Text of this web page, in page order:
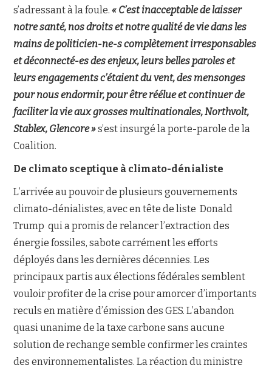
s’adressant à la foule.« C’est inacceptable de laisser
notre santé, nos droits et notre qualité de vie dans les
mains de politicien-ne-s complètement irresponsables
et déconnecté-es des enjeux, leurs belles paroles et
leurs engagements c’étaient du vent, des mensonges
pour nous endormir, pour être réélue et continuer de
faciliter la vie aux grosses multinationales, Northvolt,
Stablex, Glencore »s’est insurgé la porte-parole de la
Coalition.
De climato sceptique à climato-dénialiste
L’arrivée au pouvoir de plusieurs gouvernements
climato-dénialistes, avec en tête de liste Donald
Trump qui a promis de relancer l’extraction des
énergie fossiles, sabote carrément les efforts
déployés dans les dernières décennies. Les
principaux partis aux élections fédérales semblent
vouloir profiter de la crise pour amorcer d’importants
reculs en matière d’émission des GES. L’abandon
quasi unanime de la taxe carbone sans aucune
solution de rechange semble confirmer les craintes
des environnementalistes. La réaction du ministre